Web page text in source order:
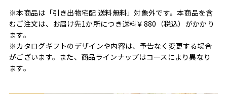
※本商品は「引き出物宅配 送料無料」対象外です。本商品を含
むご注文は、お届け先1か所につき送料￥880（税込）がかかり
ます。
※カタログギフトのデザインや内容は、予告なく変更する場合
がございます。また、商品ラインナップはコースにより異なり
ます。